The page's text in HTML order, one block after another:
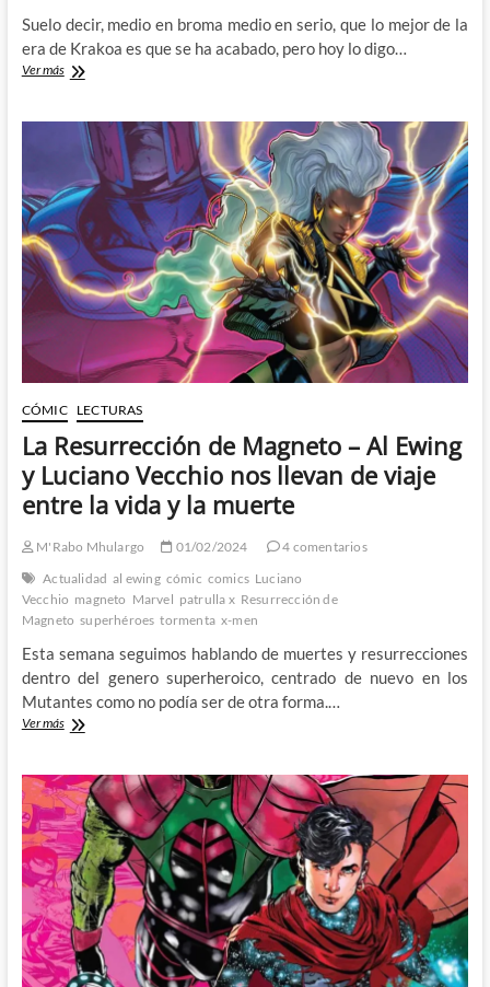
Suelo decir, medio en broma medio en serio, que lo mejor de la
era de Krakoa es que se ha acabado, pero hoy lo digo…
Ver másX-
Adiós
Krakoa
y
hola
la
nueva
era
Mutantes
CÓMIC LECTURAS
La Resurrección de Magneto – Al Ewing
y Luciano Vecchio nos llevan de viaje
entre la vida y la muerte
M'Rabo Mhulargo 01/02/2024
4 comentarios
Actualidad al ewing cómic comics Luciano
Vecchio magneto Marvel patrulla x Resurrección de
Magneto superhéroes tormenta x-men
Esta semana seguimos hablando de muertes y resurrecciones
dentro del genero superheroico, centrado de nuevo en los
Mutantes como no podía ser de otra forma.…
Ver másLa
Magneto
–
Al
Ewing
y
Luciano
Vecchio
nos
llevan
de
viaje